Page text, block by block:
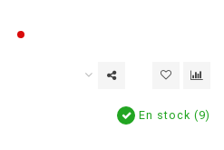
En stock (9)